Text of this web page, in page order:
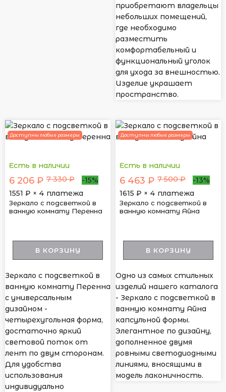
приобретают владельцы
небольших помещений,
где необходимо
разместить
комфортабельный и
функциональный уголок
для ухода за внешностью.
Изделие украшает
пространство.
Доступны любые размеры
Есть в наличии
6 206 ₽ 7 330 ₽
-15%
1551 ₽ × 4 платежа
Зеркало с подсветкой в
ванную комнату Перенна
В КОРЗИНУ
Зеркало с подсветкой в
ванную комнату Перенна
с универсальным
дизайном -
четырехугольная форма,
достаточно яркий
световой поток от
лент по двум сторонам.
Для удобства
использования
индивидуально
Доступны любые размеры
Есть в наличии
6 463 ₽ 7 500 ₽
-13%
1615 ₽ × 4 платежа
Зеркало с подсветкой в
ванную комнату Айна
В КОРЗИНУ
Одно из самых стильных
изделий нашего каталога
- Зеркало с подсветкой в
ванную комнату Айна
капсульной формы.
Элегантное по дизайну,
дополненное двумя
ровными светодиодными
линиями, вносящими в
модель лаконичность.